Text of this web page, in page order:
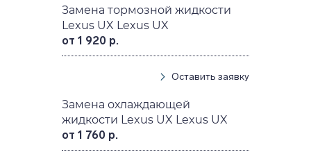
Замена тормозной жидкости
Lexus UX Lexus UX
от 1 920 р.
Оставить заявку
Замена охлаждающей
жидкости Lexus UX Lexus UX
от 1 760 р.